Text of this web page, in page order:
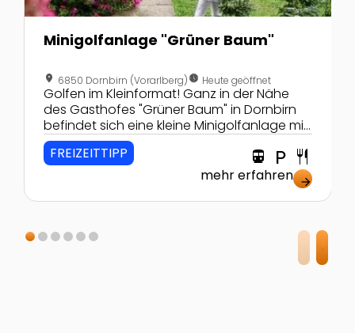
Minigolfanlage "Grüner Baum"
location_on 6850 Dornbirn (Vorarlberg)nest_clock_farsight_analog Heute geöffnet
Golfen im Kleinformat! Ganz in der Nähe
des Gasthofes "Grüner Baum" in Dornbirn
befindet sich eine kleine Minigolfanlage mit
18 Bahnen.
FREIZEITTIPP directions_transit local_parking restaurant
mehr erfahren arrow_forward